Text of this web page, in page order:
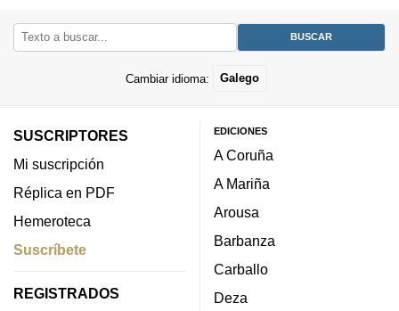
Cambiar idioma: Galego
SUSCRIPTORES
Mi suscripción
Réplica en PDF
Hemeroteca
Suscríbete
REGISTRADOS
EDICIONES
A Coruña
A Mariña
Arousa
Barbanza
Carballo
Deza